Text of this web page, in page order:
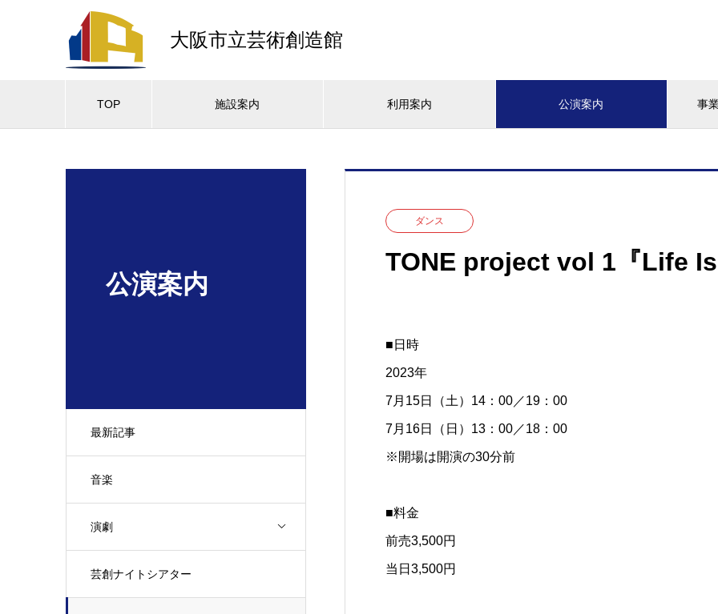
大阪市立芸術創造館
TOP 施設案内 利用案内 公演案内 事
公演案内
最新記事
音楽
演劇
芸創ナイトシアター
ダンス
TONE project vol 1『Life
■日時
2023年
7月15日（土）14：00／19：00
7月16日（日）13：00／18：00
※開場は開演の30分前
■料金
前売3,500円
当日3,500円